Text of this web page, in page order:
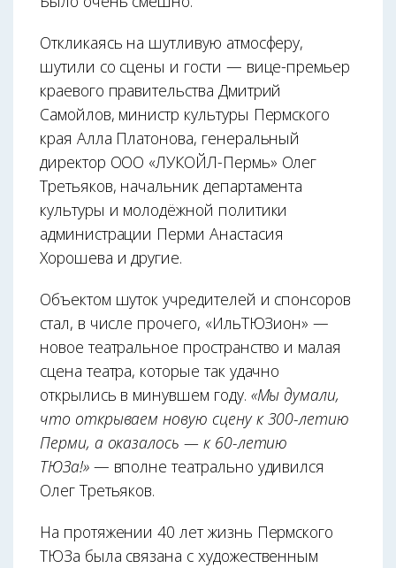
Откликаясь на шутливую атмосферу,
шутили со сцены и гости — вице-премьер
краевого правительства Дмитрий
Самойлов, министр культуры Пермского
края Алла Платонова, генеральный
директор ООО «ЛУКОЙЛ-Пермь» Олег
Третьяков, начальник департамента
культуры и молодёжной политики
администрации Перми Анастасия
Хорошева и другие.
Объектом шуток учредителей и спонсоров
стал, в числе прочего, «ИльТЮЗион» —
новое театральное пространство и малая
сцена театра, которые так удачно
открылись в минувшем году. «Мы думали,
что открываем новую сцену к 300-летию
Перми, а оказалось — к 60-летию
ТЮЗа!»— вполне театрально удивился
Олег Третьяков.
На протяжении 40 лет жизнь Пермского
ТЮЗа была связана с художественным